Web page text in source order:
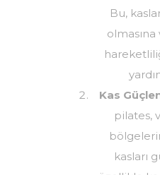
Bu,
Kas
pilates,
kasları